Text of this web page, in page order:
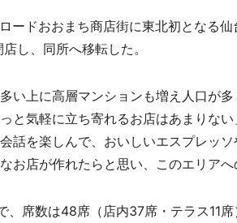
ドおおまち商店街に東北初となる
し、同所へ移転した。
い上に高層マンションも増え人口が
と気軽に立ち寄れるお店はあまりな
話を楽しんで、おいしいエスプレッ
お店が作れたらと思い、このエリアへ
席数は48席（店内37席・テラス11